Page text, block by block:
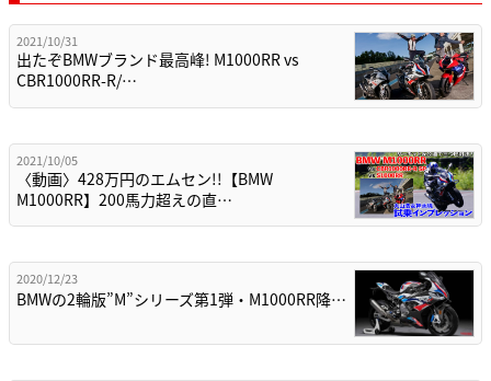
2021/10/31
出たぞBMWブランド最高峰! M1000RR vs
CBR1000RR-R/…
2021/10/05
〈動画〉428万円のエムセン!!【BMW
M1000RR】200馬力超えの直…
2020/12/23
BMWの2輪版”M”シリーズ第1弾・M1000RR降…